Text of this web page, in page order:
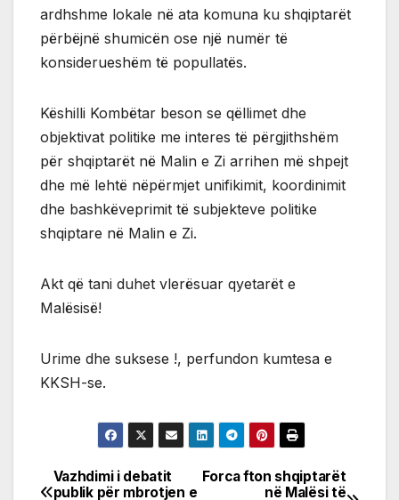
ardhshme lokale në ata komuna ku shqiptarët
përbëjnë shumicën ose një numër të
konsiderueshëm të popullatës.
Këshilli Kombëtar beson se qëllimet dhe
objektivat politike me interes të përgjithshëm
për shqiptarët në Malin e Zi arrihen më shpejt
dhe më lehtë nëpërmjet unifikimit, koordinimit
dhe bashkëveprimit të subjekteve politike
shqiptare në Malin e Zi.
Akt që tani duhet vlerësuar qyetarët e
Malësisë!
Urime dhe suksese !, perfundon kumtesa e
KKSH-se.
Post
Forca fton shqiptarët
në Malësi të
Vazhdimi i debatit
publik për mbrotjen e